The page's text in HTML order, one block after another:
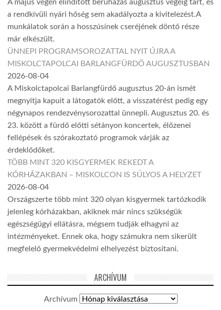
A május végén elindított beruházás augusztus végéig tart, és
a rendkívüli nyári hőség sem akadályozta a kivitelezést.A
munkálatok során a hosszúsínek cseréjének döntő része
már elkészült.
ÜNNEPI PROGRAMSOROZATTAL NYIT ÚJRA A
MISKOLCTAPOLCAI BARLANGFÜRDŐ AUGUSZTUSBAN
2026-08-04
A Miskolctapolcai Barlangfürdő augusztus 20-án ismét
megnyitja kapuit a látogatók előtt, a visszatérést pedig egy
négynapos rendezvénysorozattal ünnepli. Augusztus 20. és
23. között a fürdő előtti sétányon koncertek, élőzenei
fellépések és szórakoztató programok várják az
érdeklődőket.
TÖBB MINT 320 KISGYERMEK REKEDT A
KÓRHÁZAKBAN – MISKOLCON IS SÚLYOS A HELYZET
2026-08-04
Országszerte több mint 320 olyan kisgyermek tartózkodik
jelenleg kórházakban, akiknek már nincs szükségük
egészségügyi ellátásra, mégsem tudják elhagyni az
intézményeket. Ennek oka, hogy számukra nem sikerült
megfelelő gyermekvédelmi elhelyezést biztosítani.
ARCHÍVUM
Archívum